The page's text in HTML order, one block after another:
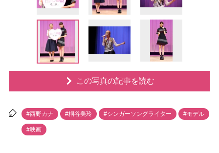
この写真の記事を読む
#西野カナ #桐谷美玲 #シンガーソングライター #モデル
#映画